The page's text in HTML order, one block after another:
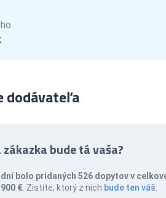
dodávateľa
zákazka bude tá vaša?
dní bolo pridaných 526 dopytov v
€ . Zistite, ktorý z nich bude ten váš